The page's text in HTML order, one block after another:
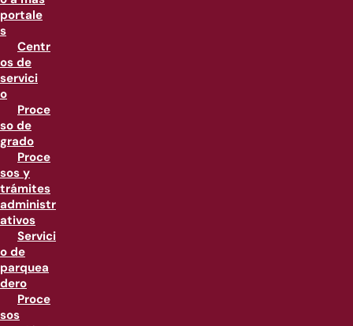
portale
s
Centr
os de
servici
o
Proce
so de
grado
Proce
sos y
trámites
administr
ativos
Servici
o de
parquea
dero
Proce
sos